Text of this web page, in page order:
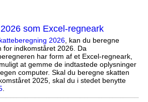
som Excel-regneark
2026, kan du beregne
for indkomståret 2026. Da
har form af et Excel-regneark,
at gemme de indtastede oplysninger
computer. Skal du beregne skatten
2025, skal du i stedet benytte
.